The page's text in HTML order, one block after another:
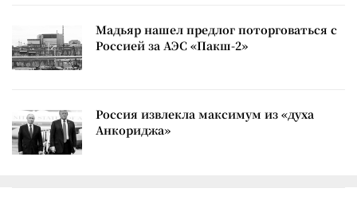
Мадьяр нашел предлог поторговаться с
Россией за АЭС «Пакш-2»
Россия извлекла максимум из «духа
Анкориджа»